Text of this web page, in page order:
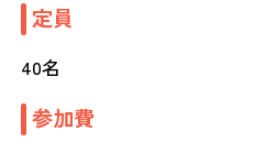
定員
40名
参加費